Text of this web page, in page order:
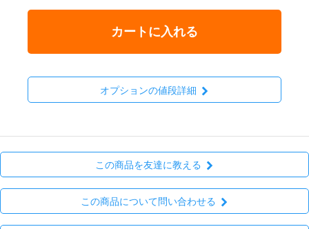
カートに入れる
オプションの値段詳細
この商品を友達に教える
この商品について問い合わせる